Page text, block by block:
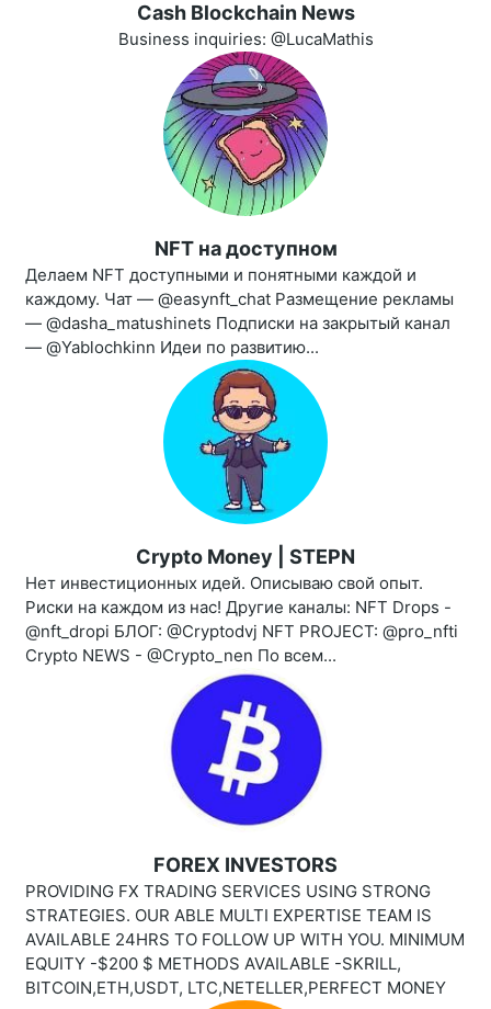
Cash Blockchain News
Business inquiries: @LucaMathis
NFT на доступном
Делаем NFT доступными и понятными каждой и
каждому. Чат — @easynft_chat Размещение рекламы
— @dasha_matushinets Подписки на закрытый канал
— @Yablochkinn Идеи по развитию...
Crypto Money | STEPN
Нет инвестиционных идей. Описываю свой опыт.
Риски на каждом из нас! Другие каналы: NFT Drops -
@nft_dropi БЛОГ: @Cryptodvj NFT PROJECT: @pro_nfti
Crypto NEWS - @Crypto_nen По всем...
FOREX INVESTORS
PROVIDING FX TRADING SERVICES USING STRONG
STRATEGIES. OUR ABLE MULTI EXPERTISE TEAM IS
AVAILABLE 24HRS TO FOLLOW UP WITH YOU. MINIMUM
EQUITY -$200 $ METHODS AVAILABLE -SKRILL,
BITCOIN,ETH,USDT, LTC,NETELLER,PERFECT MONEY